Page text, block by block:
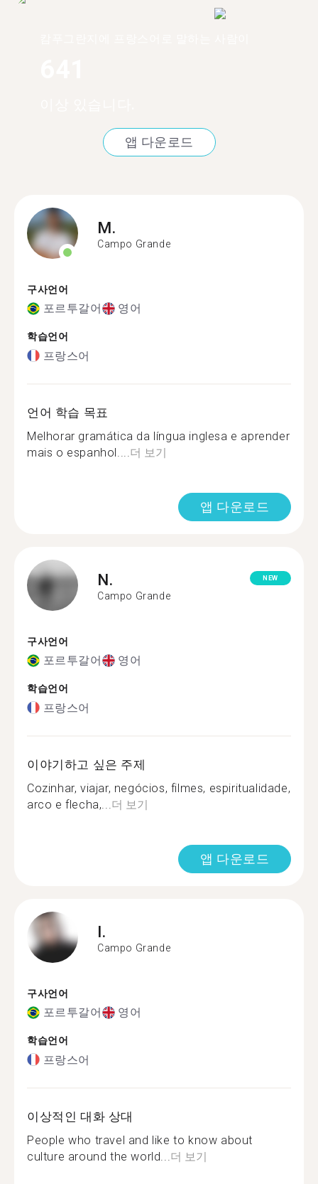
앱 다운로드
M.
Campo Grande
구사언어
포르투갈어 영어
학습언어
프랑스어
언어 학습 목표
Melhorar gramática da língua inglesa e aprender
mais o espanhol.... 더 보기
앱 다운로드
N.
Campo Grande
NEW
구사언어
포르투갈어 영어
학습언어
프랑스어
이야기하고 싶은 주제
Cozinhar, viajar, negócios, filmes, espiritualidade,
arco e flecha,... 더 보기
앱 다운로드
I.
Campo Grande
구사언어
포르투갈어 영어
학습언어
프랑스어
이상적인 대화 상대
People who travel and like to know about
culture around the world... 더 보기